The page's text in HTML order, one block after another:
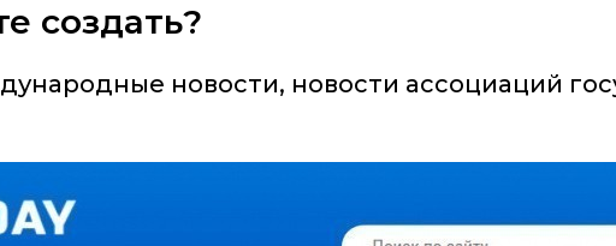
создать?
новости, новости ассоциаций